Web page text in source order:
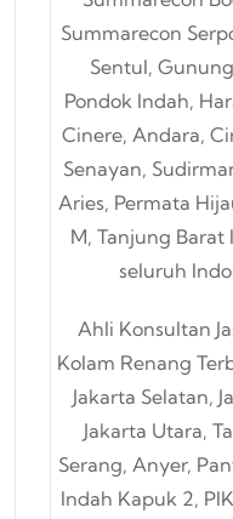
Ahli Konsultan
Kolam Renang
Jakarta Selatan,
Jakarta Utara,
Serang, Anyer,
Indah Kapuk 2,